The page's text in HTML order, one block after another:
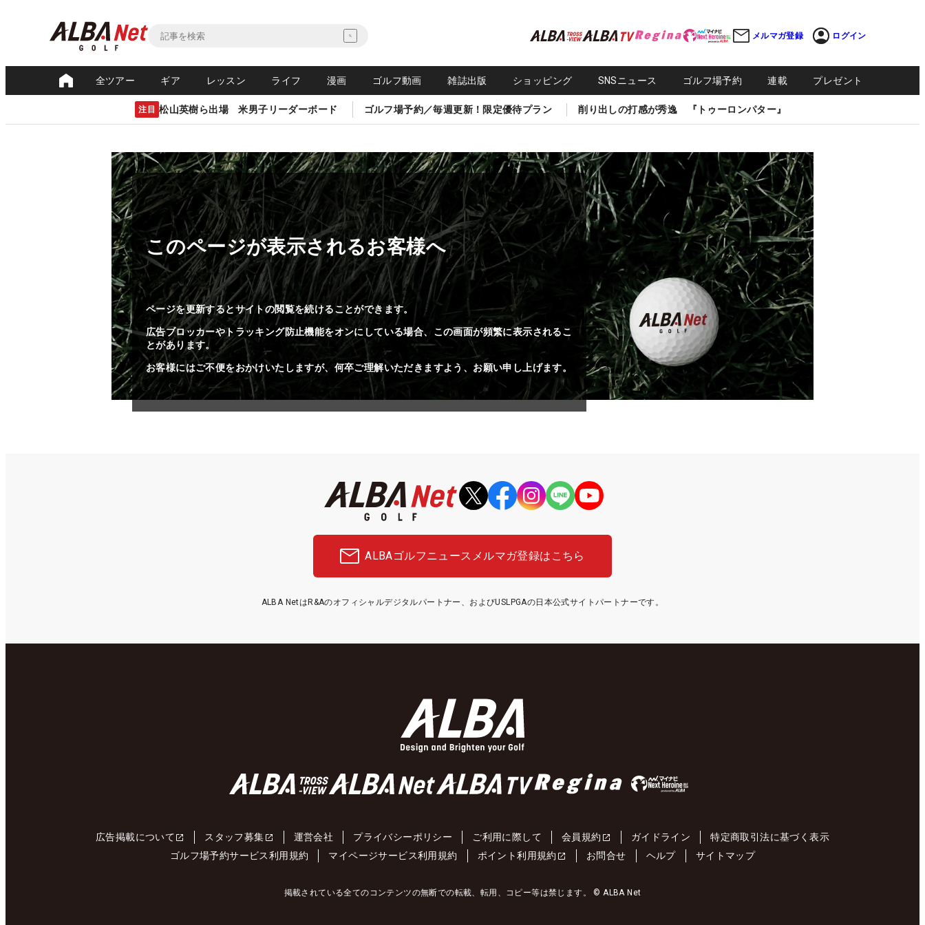
メルマガ登録 ログイン
全ツアー ギア レッスン ライフ 漫画 ゴルフ動画 雑誌出版 ショッピング SNSニュース ゴルフ場予約 連載 プレゼント
注目 松山英樹ら出場 米男子リーダーボード ゴルフ場予約／毎週更新！限定優待プラン 削り出しの打感が秀逸 『トゥーロンパター』
このページが表示されるお客様へ
ページを更新するとサイトの閲覧を続けることができます。
広告ブロッカーやトラッキング防止機能をオンにしている場合、この画面が頻繁に表示されるこ
とがあります。
お客様にはご不便をおかけいたしますが、何卒ご理解いただきますよう、お願い申し上げます。
ALBAゴルフニュース メルマガ登録はこちら
ALBA NetはR&Aのオフィシャルデジタルパートナー、およびUSLPGAの日本公式サイトパートナーです。
広告掲載について スタッフ募集 運営会社 プライバシーポリシー ご利用に際して 会員規約 ガイドライン
特定商取引法に基づく表示
ゴルフ場予約サービス利用規約
マイページサービス利用規約 ポイント利用規約 お問合せ ヘルプ サイトマップ
掲載されている全てのコンテンツの無断での転載、転用、コピー等は禁じます。 © ALBA Net